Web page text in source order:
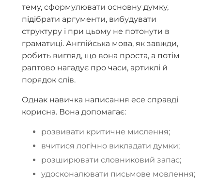
тему, сформулювати основну думку,
підібрати аргументи, вибудувати
структуру і при цьому не потонути в
граматиці. Англійська мова, як завжди,
робить вигляд, що вона проста, а потім
раптово нагадує про часи, артиклі й
порядок слів.
Однак навичка написання есе справді
корисна. Вона допомагає:
розвивати критичне мислення;
вчитися логічно викладати думки;
розширювати словниковий запас;
удосконалювати письмове мовлення;